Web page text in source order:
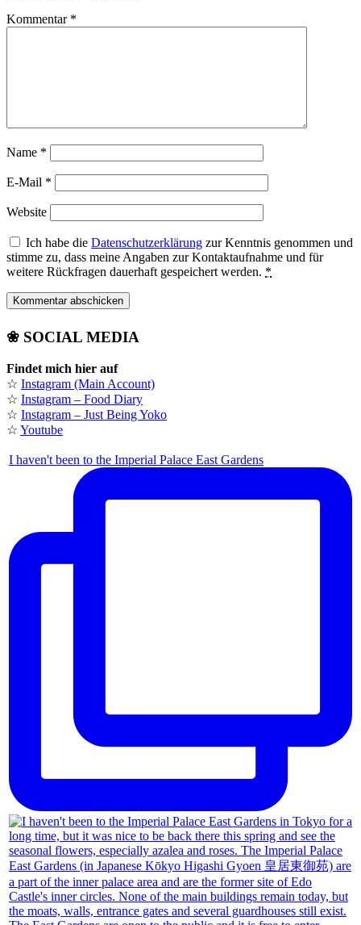
Kommentar *
Name *
E-Mail *
Website
Ich habe die Datenschutzerklärung zur Kenntnis genommen und
stimme zu, dass meine Angaben zur Kontaktaufnahme und für
weitere Rückfragen dauerhaft gespeichert werden. *
❀ SOCIAL MEDIA
Findet mich hier auf
☆ Instagram (Main Account)
☆ Instagram – Food Diary
☆ Instagram – Just Being Yoko
☆ Youtube
I haven't been to the Imperial Palace East Gardens